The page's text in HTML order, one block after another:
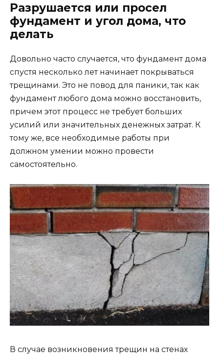
Разрушается или просел
фундамент и угол дома, что
делать
Довольно часто случается, что фундамент дома
спустя несколько лет начинает покрываться
трещинами. Это не повод для паники, так как
фундамент любого дома можно восстановить,
причем этот процесс не требует больших
усилий или значительных денежных затрат. К
тому же, все необходимые работы при
должном умении можно провести
самостоятельно.
В случае возникновения трещин на стенах